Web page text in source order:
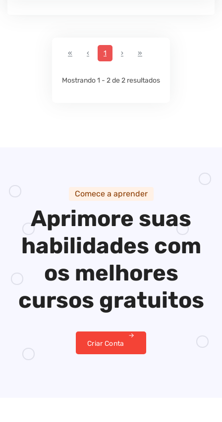
« ‹ Previous
1 ›Next»
Mostrando 1 - 2 de 2 resultados
Comece a aprender
Aprimore suas
habilidades com
os melhores
cursos gratuitos
Criar Conta